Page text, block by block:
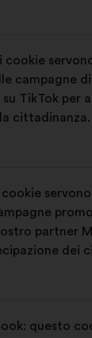
cookie
campagne
TikTok per
cittadinanza.
partner
dei
questo